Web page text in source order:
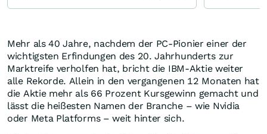
Mehr als 40 Jahre, nachdem der PC-Pionier einer der
wichtigsten Erfindungen des 20. Jahrhunderts zur
Marktreife verholfen hat, bricht die IBM-Aktie weiter
alle Rekorde. Allein in den vergangenen 12 Monaten hat
die Aktie mehr als 66 Prozent Kursgewinn gemacht und
lässt die heißesten Namen der Branche – wie Nvidia
oder Meta Platforms – weit hinter sich.